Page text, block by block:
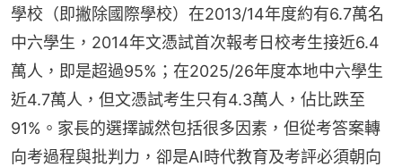
學校（即撇除國際學校）在2013/14年度約有6.7萬名
中六學生，2014年文憑試首次報考日校考生接近6.4
萬人，即是超過95%；在2025/26年度本地中六學生
近4.7萬人，但文憑試考生只有4.3萬人，佔比跌至
91%。家長的選擇誠然包括很多因素，但從考答案轉
向考過程與批判力，卻是AI時代教育及考評必須朝向